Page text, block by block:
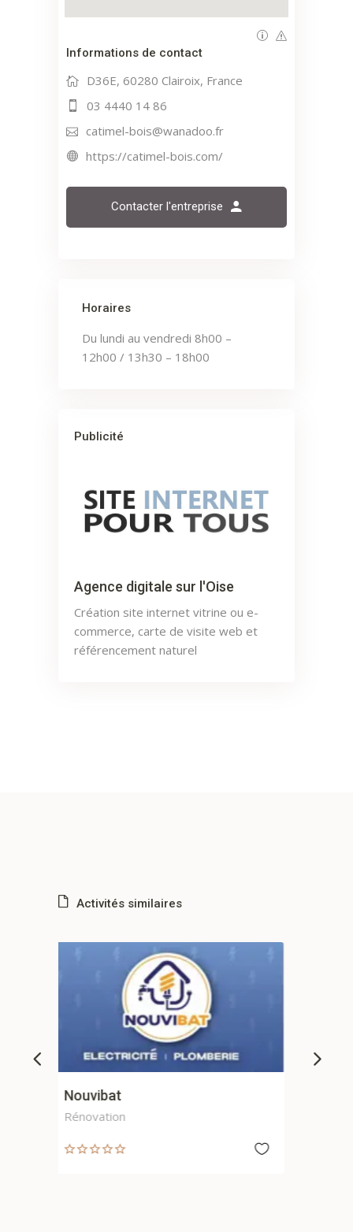
Informations de contact
D36E, 60280 Clairoix, France
03 4440 14 86
catimel-bois@wanadoo.fr
https://catimel-bois.com/
Contacter l'entreprise
Horaires
Du lundi au vendredi 8h00 –
12h00 / 13h30 – 18h00
Publicité
Agence digitale sur l'Oise
Création site internet vitrine ou e-
commerce, carte de visite web et
référencement naturel
Activités similaires
Pragmafuite
Formation recherche fuite eau